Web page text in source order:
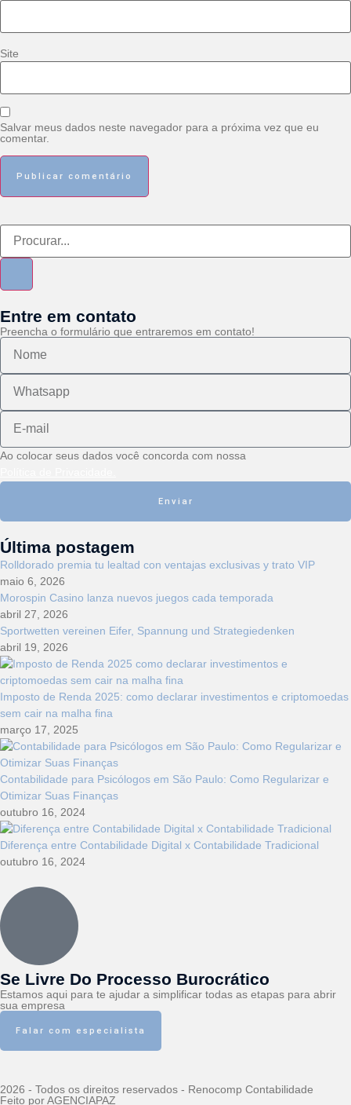
Site
Salvar meus dados neste navegador para a próxima vez que eu
comentar.
Entre em contato
Preencha o formulário que entraremos em contato!
Ao colocar seus dados você concorda com nossa
Enviar
Última postagem
Rolldorado premia tu lealtad con ventajas exclusivas y trato VIP
maio 6, 2026
Morospin Casino lanza nuevos juegos cada temporada
abril 27, 2026
Sportwetten vereinen Eifer, Spannung und Strategiedenken
abril 19, 2026
Imposto de Renda 2025: como declarar investimentos e criptomoedas
sem cair na malha fina
março 17, 2025
Contabilidade para Psicólogos em São Paulo: Como Regularizar e
Otimizar Suas Finanças
outubro 16, 2024
Diferença entre Contabilidade Digital x Contabilidade Tradicional
outubro 16, 2024
Se Livre Do Processo Burocrático
Estamos aqui para te ajudar a simplificar todas as etapas para abrir
sua empresa
Falar com especialista
2026 - Todos os direitos reservados - Renocomp Contabilidade
Feito por AGENCIAPAZ